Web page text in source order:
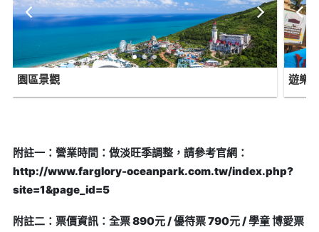
園區景觀 遊樂
附註一：營業時間：做淡旺季調整，請參考官網：
http://www.farglory-oceanpark.com.tw/index.php?
site=1&page_id=5
附註二：票價資訊：全票 890元 / 優待票 790元 / 學童 博愛票